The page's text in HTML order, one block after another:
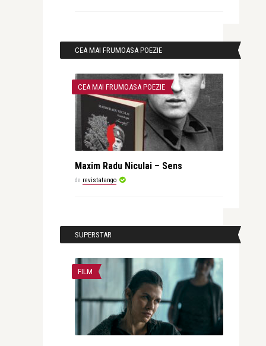
CEA MAI FRUMOASA POEZIE
CEA MAI FRUMOASA POEZIE
Maxim Radu Niculai – Sens
de revistatango
SUPERSTAR
FILM